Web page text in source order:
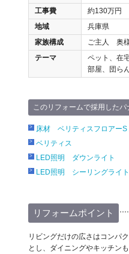
工事費
約130万円
地域
兵庫県
家族構成
ご主人 奥
テーマ
ペット、在
部屋、団ら
このリフォームで採用した
床材 ベリティスフロアーS
ベリティス
LED照明 ダウンライト
LED照明 シーリングライト
リフォームポイント
リビングだけの広さはコンパ
とし、ダイニングやキッチン